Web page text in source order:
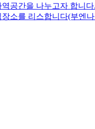
공간을 나누고자 합니
소를 리스합니다(부엔